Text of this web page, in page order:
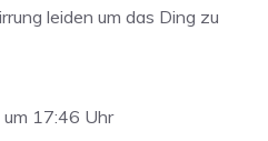
leiden um das Ding zu
17:46 Uhr